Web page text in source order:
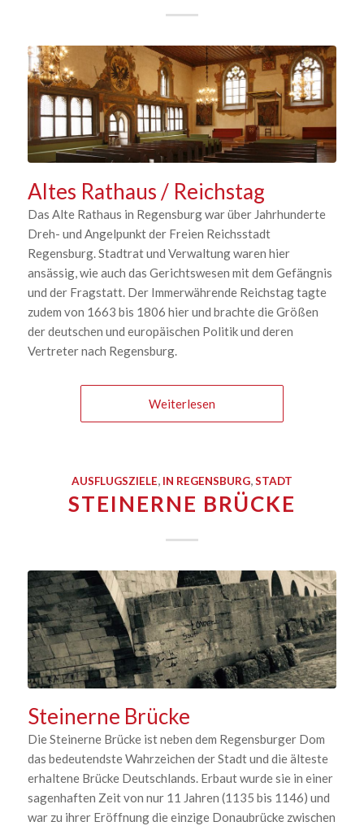
Altes Rathaus / Reichstag
Das Alte Rathaus in Regensburg war über Jahrhunderte
Dreh- und Angelpunkt der Freien Reichsstadt
Regensburg. Stadtrat und Verwaltung waren hier
ansässig, wie auch das Gerichtswesen mit dem Gefängnis
und der Fragstatt. Der Immerwährende Reichstag tagte
zudem von 1663 bis 1806 hier und brachte die Größen
der deutschen und europäischen Politik und deren
Vertreter nach Regensburg.
Weiterlesen
AUSFLUGSZIELE, IN REGENSBURG,STADT
STEINERNE BRÜCKE
Steinerne Brücke
Die Steinerne Brücke ist neben dem Regensburger Dom
das bedeutendste Wahrzeichen der Stadt und die älteste
erhaltene Brücke Deutschlands. Erbaut wurde sie in einer
sagenhaften Zeit von nur 11 Jahren (1135 bis 1146) und
war zu ihrer Eröffnung die einzige Donaubrücke zwischen